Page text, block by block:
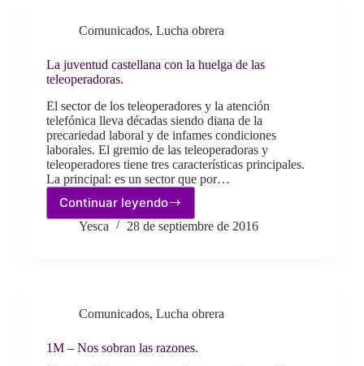
Comunicados, Lucha obrera
La juventud castellana con la huelga de las
teleoperadoras.
El sector de los teleoperadores y la atención
telefónica lleva décadas siendo diana de la
precariedad laboral y de infames condiciones
laborales. El gremio de las teleoperadoras y
teleoperadores tiene tres características principales.
La principal: es un sector que por…
Continuar leyendo
La
juventud
las
Yesca 28 de septiembre de 2016
Comunicados, Lucha obrera
1M – Nos sobran las razones.